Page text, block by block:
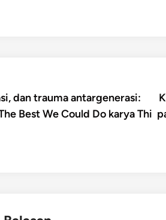
dan trauma antargenerasi:
Best We Could Do karya Thi